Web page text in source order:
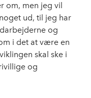
om, men jeg vil
ud, til jeg har
og
i det at være en
skal ske i
og